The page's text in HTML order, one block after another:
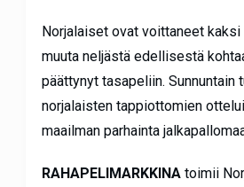
Norjalaiset ovat voittaneet
muuta neljästä edellisestä
päättynyt tasapeliin. Sunnuntain
norjalaisten tappiottomien
maailman parhainta
RAHAPELIMARKKINAtoimii